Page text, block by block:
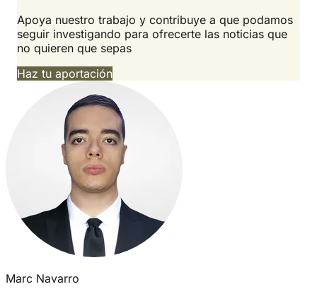
Apoya nuestro trabajo y contribuye a que podamos
seguir investigando para ofrecerte las noticias que
no quieren que sepas
Haz tu aportación
Marc Navarro